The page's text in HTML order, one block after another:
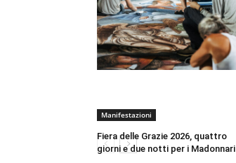
Manifestazioni
Fiera delle Grazie 2026, quattro
giorni e due notti per i Madonnari